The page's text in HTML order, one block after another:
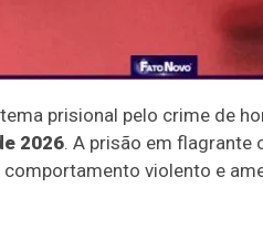
prisional pelo crime de
2026. A prisão em flagrante
violento e